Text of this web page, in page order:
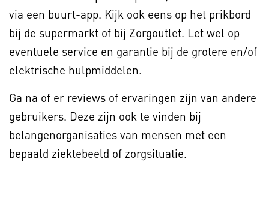
via een buurt-app. Kijk ook eens op het prikbord
bij de supermarkt of bij Zorgoutlet. Let wel op
eventuele service en garantie bij de grotere en/of
elektrische hulpmiddelen.
Ga na of er reviews of ervaringen zijn van andere
gebruikers. Deze zijn ook te vinden bij
belangenorganisaties van mensen met een
bepaald ziektebeeld of zorgsituatie.